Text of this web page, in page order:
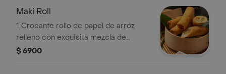
Maki Roll
1 Crocante rollo de papel de arroz
relleno con exquisita mezcla de
vegetales y queso tofu.
$ 6900